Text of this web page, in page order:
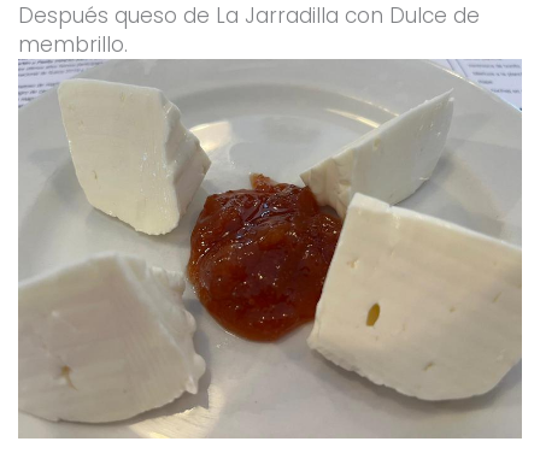
Después queso de La Jarradilla con Dulce de
membrillo.